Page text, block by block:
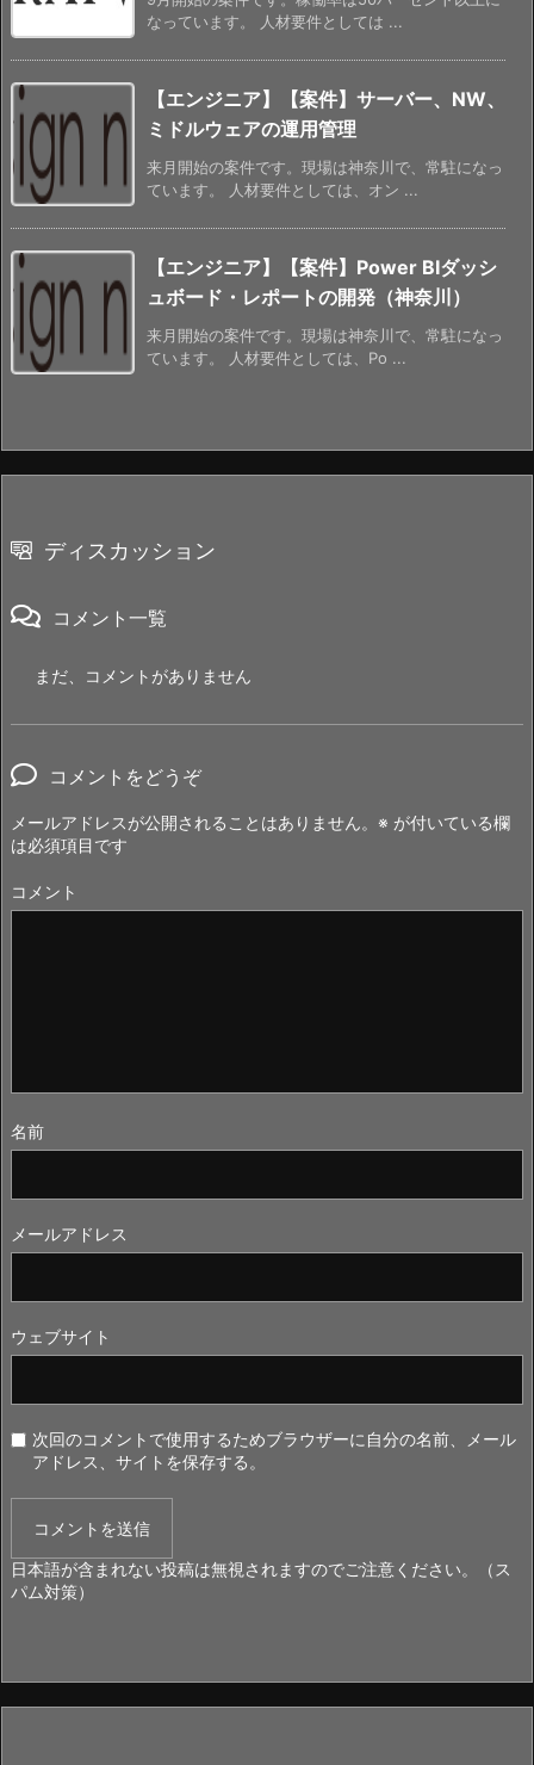
なっています。 人材要件としては ...
【エンジニア】【案件】サーバー、NW、
ミドルウェアの運用管理
来月開始の案件です。現場は神奈川で、常駐になっ
ています。 人材要件としては、オン ...
【エンジニア】【案件】Power BIダッシ
ュボード・レポートの開発（神奈川）
来月開始の案件です。現場は神奈川で、常駐になっ
ています。 人材要件としては、Po ...
ディスカッション
コメント一覧
まだ、コメントがありません
コメントをどうぞ
メールアドレスが公開されることはありません。 ※ が付いている欄
は必須項目です
コメント
名前
メールアドレス
ウェブサイト
次回のコメントで使用するためブラウザーに自分の名前、メール
アドレス、サイトを保存する。
日本語が含まれない投稿は無視されますのでご注意ください。（ス
パム対策）